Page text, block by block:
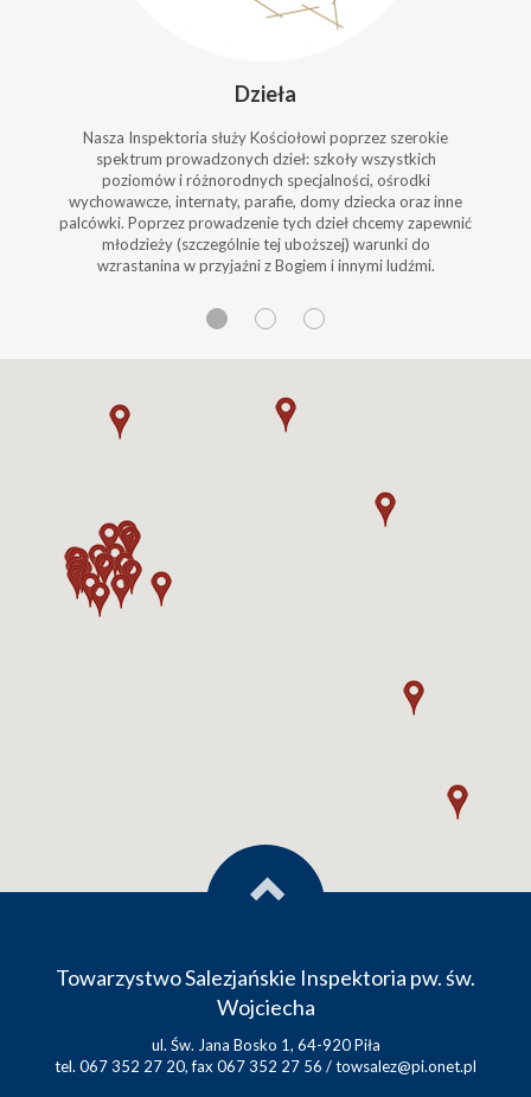
Dzieła
Nasza Inspektoria służy Kościołowi poprzez szerokie
spektrum prowadzonych dzieł: szkoły wszystkich
poziomów i różnorodnych specjalności, ośrodki
wychowawcze, internaty, parafie, domy dziecka oraz inne
palcówki. Poprzez prowadzenie tych dzieł chcemy zapewnić
młodzieży (szczególnie tej uboższej) warunki do
wzrastanina w przyjaźni z Bogiem i innymi ludźmi.
Towarzystwo Salezjańskie Inspektoria pw. św.
Wojciecha
ul. Św. Jana Bosko 1, 64-920 Piła
tel. 067 352 27 20, fax 067 352 27 56 /towsalez@pi.onet.pl